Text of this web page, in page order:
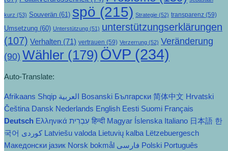
kurz (53) Souverän (61) spö (215) Strategie (52) transparenz (59)
Umsetzung (60) Unterstützung (51) unterstützungserklärungen
(107) Verhalten (71) vertrauen (59) Verzerrung (52) Veränderung
(90) Wähler (179) ÖVP (234)
Auto-Translate:
Afrikaans Shqip العربية Bosanski Български 简体中文 Hrvatski
Čeština‎ Dansk Nederlands English Eesti Suomi Français
Deutsch Ελληνικά עִבְרִית हिन्दी Magyar Íslenska Italiano 日本語 한
국어
Latviešu valoda Lietuvių kalba Lëtzebuergesch
Македонски јазик Norsk bokmål فارسی Polski Português